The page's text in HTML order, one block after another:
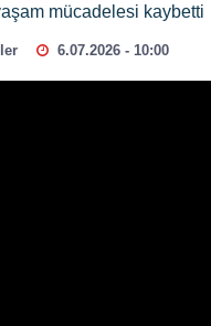
mücadelesi kaybetti
6.07.2026 - 10:00